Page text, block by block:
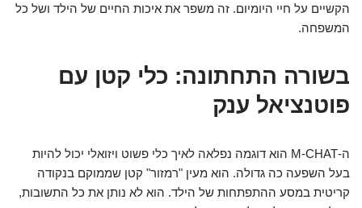
הקשיים על חיי היומיום. זה משפר את איכות החיים של הילד ושל כל
המשפחה.
בשורה התחתונה: כלי קטן עם
פוטנציאל ענק
ה-M-CHAT הוא דוגמה נפלאה לאיך כלי פשוט ויזואלי יכול להיות
בעל השפעה כה גדולה. הוא מעין "רמזור" קטן שממוקם בנקודה
קריטית במסע ההתפתחות של הילד. הוא לא נותן את כל התשובות,